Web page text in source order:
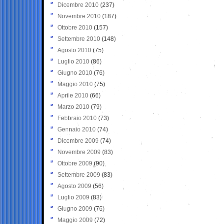
Dicembre 2010 (237)
Novembre 2010 (187)
Ottobre 2010 (157)
Settembre 2010 (148)
Agosto 2010 (75)
Luglio 2010 (86)
Giugno 2010 (76)
Maggio 2010 (75)
Aprile 2010 (66)
Marzo 2010 (79)
Febbraio 2010 (73)
Gennaio 2010 (74)
Dicembre 2009 (74)
Novembre 2009 (83)
Ottobre 2009 (90)
Settembre 2009 (83)
Agosto 2009 (56)
Luglio 2009 (83)
Giugno 2009 (76)
Maggio 2009 (72)